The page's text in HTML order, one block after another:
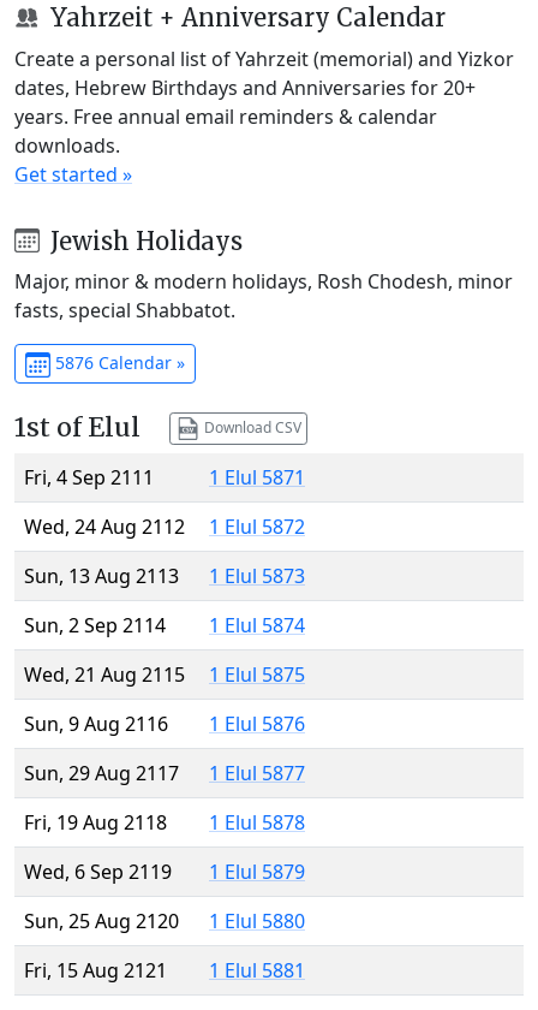
Yahrzeit + Anniversary Calendar
Create a personal list of Yahrzeit (memorial) and Yizkor
dates, Hebrew Birthdays and Anniversaries for 20+
years. Free annual email reminders & calendar
downloads.
Get started »
Jewish Holidays
Major, minor & modern holidays, Rosh Chodesh, minor
fasts, special Shabbatot.
5876 Calendar »
1st of Elul Download CSV
Fri, 4 Sep 2111
1 Elul 5871
Wed, 24 Aug 2112
1 Elul 5872
Sun, 13 Aug 2113
1 Elul 5873
Sun, 2 Sep 2114
1 Elul 5874
Wed, 21 Aug 2115
1 Elul 5875
Sun, 9 Aug 2116
1 Elul 5876
Sun, 29 Aug 2117
1 Elul 5877
Fri, 19 Aug 2118
1 Elul 5878
Wed, 6 Sep 2119
1 Elul 5879
Sun, 25 Aug 2120
1 Elul 5880
Fri, 15 Aug 2121
1 Elul 5881